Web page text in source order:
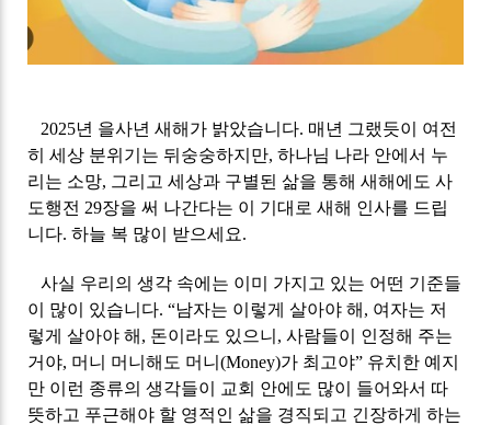
2025년 을사년 새해가 밝았습니다. 매년 그랬듯이 여전
히 세상 분위기는 뒤숭숭하지만,하나님 나라 안에서 누
리는 소망, 그리고 세상과 구별된 삶을 통해 새해에도 사
도행전 29장을 써 나간다는 이 기대로 새해 인사를 드립
니다.하늘 복 많이 받으세요.
사실 우리의 생각 속에는 이미 가지고 있는 어떤 기준들
이 많이 있습니다. “남자는 이렇게 살아야 해 , 여자는 저
렇게 살아야 해 , 돈이라도 있으니 ,사람들이 인정해 주는
거야, 머니 머니해도 머니(Money)가 최고야” 유치한 예지
만 이런 종류의 생각들이 교회 안에도 많이 들어와서 따
뜻하고 푸근해야 할 영적인 삶을 경직되고 긴장하게 하는